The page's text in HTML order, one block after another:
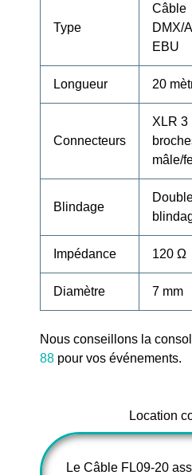
Type
Câble
DMX/
EBU
Longueur 20
Connecteurs
XLR 3
mâle/
Blindage
Impédance 120 Ω
Diamètre 7 mm
Nous conseillons la
88 pour vos événements.
Location
Le Câble FL09-20